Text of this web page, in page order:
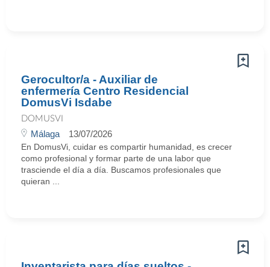
Gerocultor/a - Auxiliar de
enfermería Centro Residencial
DomusVi Isdabe
DOMUSVI
Málaga 13/07/2026
En DomusVi, cuidar es compartir humanidad, es crecer
como profesional y formar parte de una labor que
trasciende el día a día. Buscamos profesionales que
quieran ...